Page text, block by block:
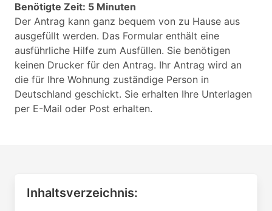
Benötigte Zeit: 5 Minuten
Der Antrag kann ganz bequem von zu Hause aus
ausgefüllt werden. Das Formular enthält eine
ausführliche Hilfe zum Ausfüllen. Sie benötigen
keinen Drucker für den Antrag. Ihr Antrag wird an
die für Ihre Wohnung zuständige Person in
Deutschland geschickt. Sie erhalten Ihre Unterlagen
per E-Mail oder Post erhalten.
Inhaltsverzeichnis: